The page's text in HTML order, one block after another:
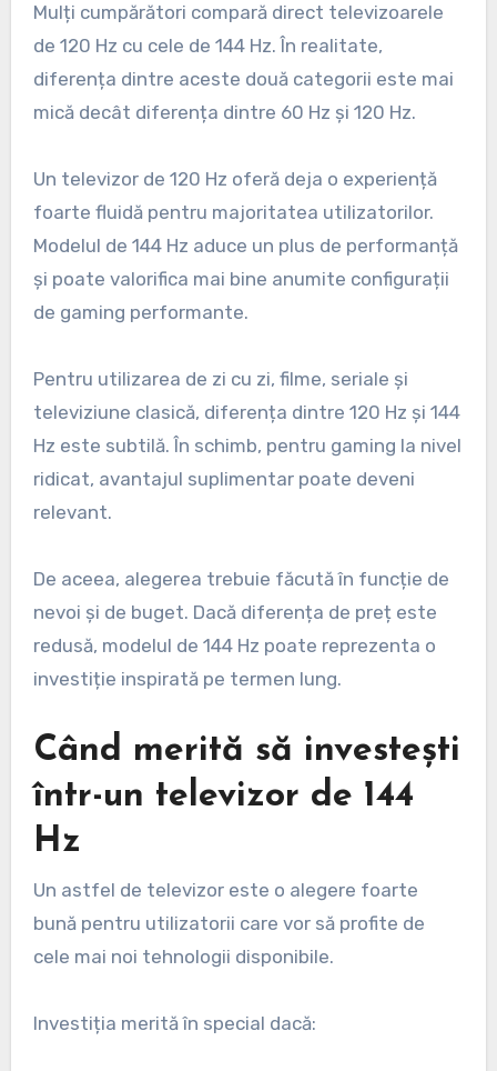
Mulți cumpărători compară direct televizoarele
de 120 Hz cu cele de 144 Hz. În realitate,
diferența dintre aceste două categorii este mai
mică decât diferența dintre 60 Hz și 120 Hz.
Un televizor de 120 Hz oferă deja o experiență
foarte fluidă pentru majoritatea utilizatorilor.
Modelul de 144 Hz aduce un plus de performanță
și poate valorifica mai bine anumite configurații
de gaming performante.
Pentru utilizarea de zi cu zi, filme, seriale și
televiziune clasică, diferența dintre 120 Hz și 144
Hz este subtilă. În schimb, pentru gaming la nivel
ridicat, avantajul suplimentar poate deveni
relevant.
De aceea, alegerea trebuie făcută în funcție de
nevoi și de buget. Dacă diferența de preț este
redusă, modelul de 144 Hz poate reprezenta o
investiție inspirată pe termen lung.
Când merită să investești
într-un televizor de 144
Hz
Un astfel de televizor este o alegere foarte
bună pentru utilizatorii care vor să profite de
cele mai noi tehnologii disponibile.
Investiția merită în special dacă: